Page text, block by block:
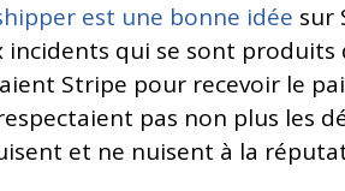
est une bonne idée sur
qui se sont
Stripe pour recevoir le
pas non plus les
et ne nuisent à la